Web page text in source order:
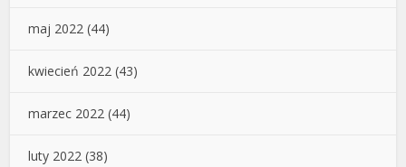
maj 2022 (44)
kwiecień 2022 (43)
marzec 2022 (44)
luty 2022 (38)